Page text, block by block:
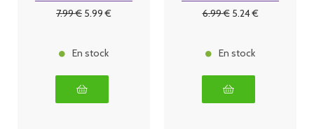
7.99€ 5.99 €
En stock
6.99€ 5.24€
En stock